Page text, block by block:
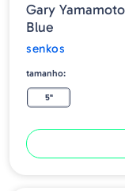
Gary
Blue
senkos
tamanho:
5"